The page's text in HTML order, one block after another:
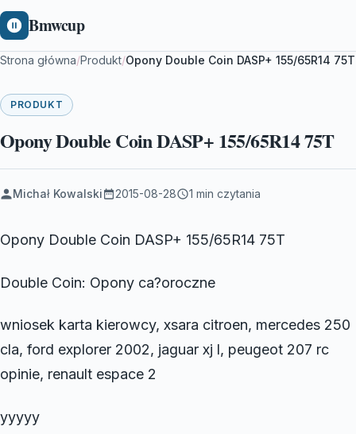
Bmwcup
Strona główna/Produkt/Opony Double Coin DASP+ 155/65R14 75T
PRODUKT
Opony Double Coin DASP+ 155/65R14 75T
Michał Kowalski 2015-08-28 1 min czytania
Opony Double Coin DASP+ 155/65R14 75T
Double Coin: Opony ca?oroczne
wniosek karta kierowcy, xsara citroen, mercedes 250
cla, ford explorer 2002, jaguar xj l, peugeot 207 rc
opinie, renault espace 2
yyyyy